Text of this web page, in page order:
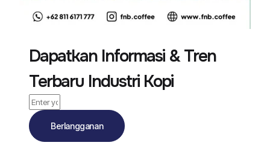
Dapatkan Informasi & Tren
Terbaru Industri Kopi
Berlangganan